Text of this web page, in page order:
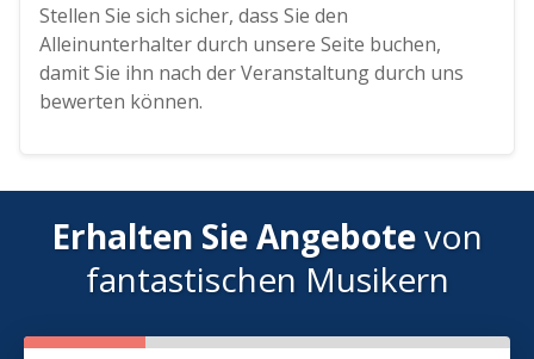
Stellen Sie sich sicher, dass Sie den
Alleinunterhalter durch unsere Seite buchen,
damit Sie ihn nach der Veranstaltung durch uns
bewerten können.
Erhalten Sie Angebotevon
fantastischen Musikern